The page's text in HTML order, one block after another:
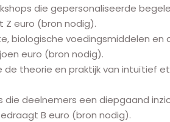
die gepersonaliseerde
Z euro (bron nodig).
biologische voedingsmiddelen
euro (bron nodig).
de theorie en praktijk van intuïtief
die deelnemers een diepgaand
B euro (bron nodig).